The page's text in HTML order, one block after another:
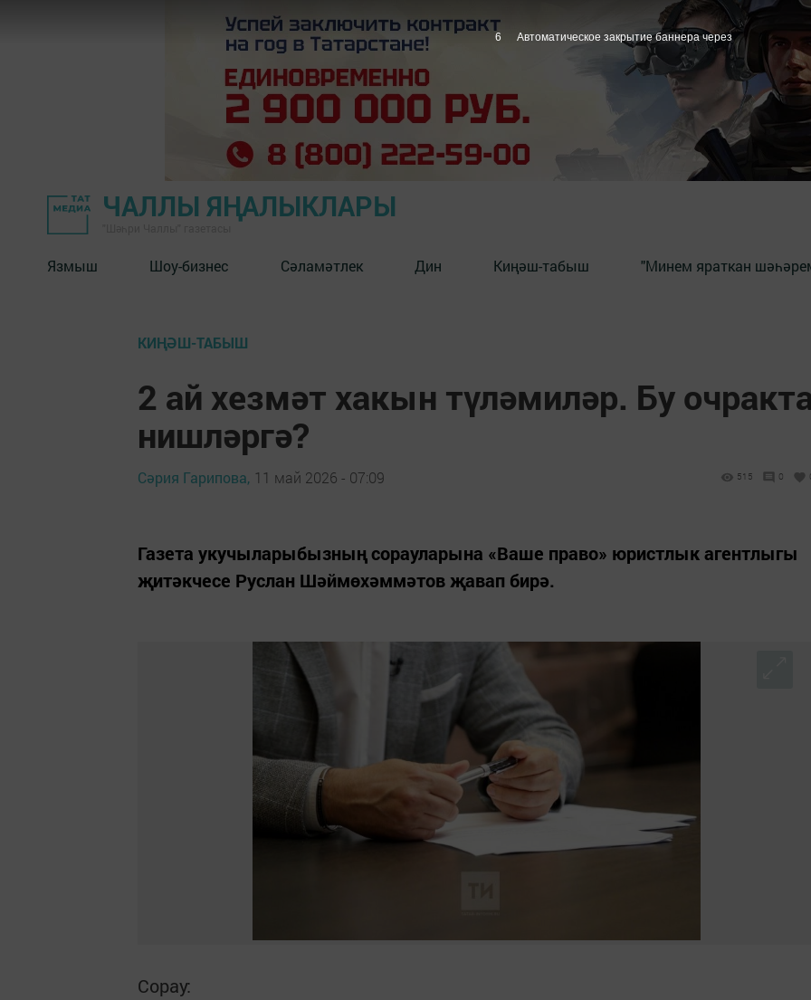
ЧАЛЛЫ ЯҢАЛЫКЛАРЫ
Язмыш Шоу-бизнес Сәламәтлек Дин Киңәш-табыш "Минем яраткан
КИҢӘШ-ТАБЫШ
2 ай хезмәт хакын түләмиләр. Бу
нишләргә?
Сәрия Гарипова, 11 май 2026 - 07:09 515 0
Газета укучыларыбызның сорауларына «Ваше право» юристлык агентлыгы
җитәкчесе Руслан Шәймөхәммәтов җавап бирә.
Сорау:
5 Автоматическое закрытие баннера через